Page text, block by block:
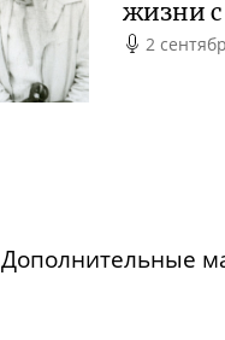
жизни
2
Дополнительные